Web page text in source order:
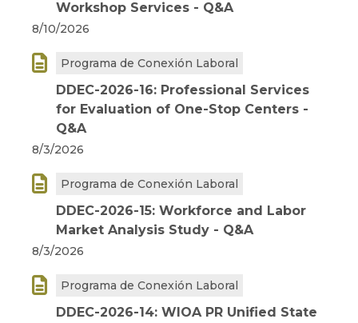
Workshop Services - Q&A
8/10/2026
 Programa de Conexión Laboral
DDEC-2026-16: Professional Services
for Evaluation of One-Stop Centers -
Q&A
8/3/2026
 Programa de Conexión Laboral
DDEC-2026-15: Workforce and Labor
Market Analysis Study - Q&A
8/3/2026
 Programa de Conexión Laboral
DDEC-2026-14: WIOA PR Unified State